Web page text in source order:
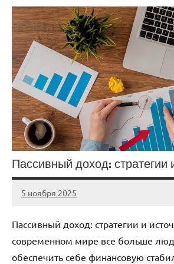
Пассивный доход: стратегии
5 ноября 2025
cement_zavod
Нет
Пассивный доход: стратегии и
современном мире все больше
обеспечить себе финансовую